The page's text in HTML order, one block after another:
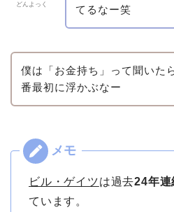
どんよっく
てるなー笑
僕は「お金持ち」って聞いた
番最初に浮かぶなー
ビル・ゲイツは過去24年連
ています。